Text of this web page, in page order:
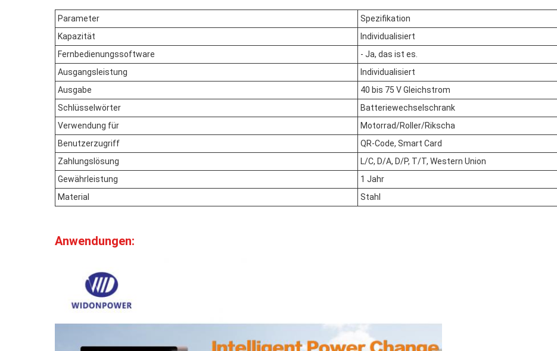
Parameter
Spezifikation
Kapazität
Individualisiert
Fernbedienungssoftware
- Ja, das ist es.
Ausgangsleistung
Individualisiert
Ausgabe
40 bis 75 V Gleichstrom
Schlüsselwörter
Batteriewechselschrank
Verwendung für
Motorrad/Roller/Rikscha
Benutzerzugriff
QR-Code, Smart Card
Zahlungslösung
L/C, D/A, D/P, T/T, Western Union
Gewährleistung
1 Jahr
Material
Stahl
Anwendungen: